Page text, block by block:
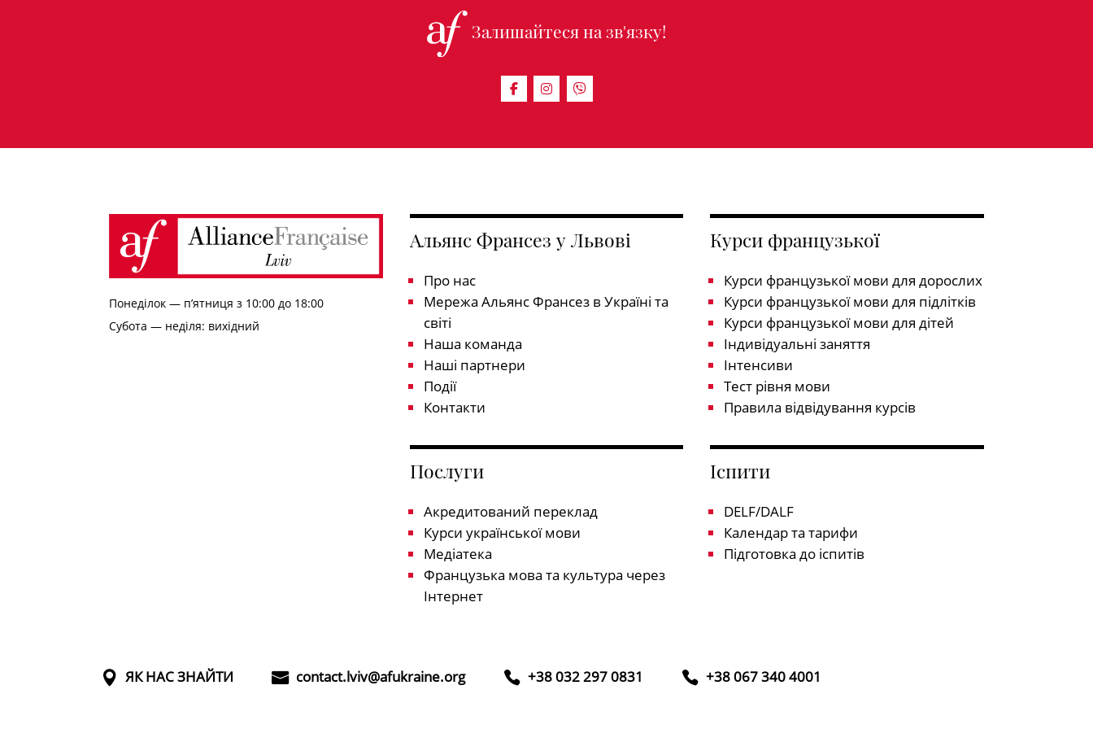
Залишайтеся на зв'язку!
Понеділок — п’ятниця з 10:00 до 18:00
Субота — неділя: вихідний
Альянс Франсез у Львові
Про нас
Мережа Альянс Франсез в Україні та
світі
Наша команда
Наші партнери
Події
Контакти
Послуги
Акредитований переклад
Курси української мови
Медіатека
Французька мова та культура через
Інтернет
Курси французької
Курси французької мови для дорослих
Курси французької мови для підлітків
Курси французької мови для дітей
Індивідуальні заняття
Інтенсиви
Тест рівня мови
Правила відвідування курсів
Іспити
DELF/DALF
Календар та тарифи
Підготовка до іспитів
ЯК НАС ЗНАЙТИ contact.lviv@afukraine.org +38 032 297 0831 +38 067 340 4001